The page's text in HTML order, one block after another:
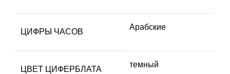
ЦИФРЫ ЧАСОВ
Арабские
ЦВЕТ ЦИФЕРБЛАТА
темный